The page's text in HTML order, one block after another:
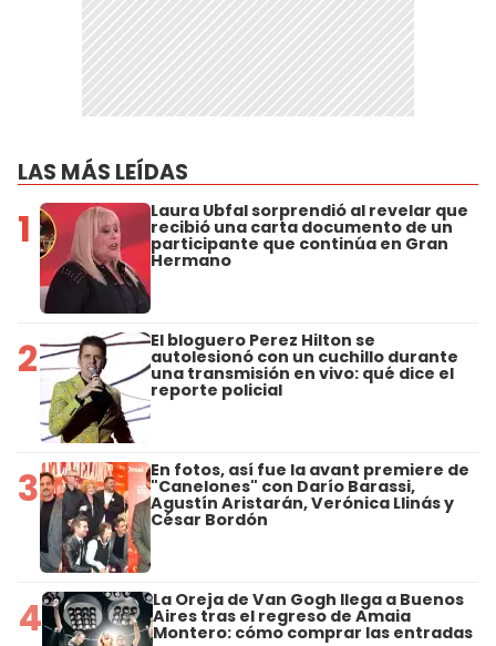
LAS MÁS LEÍDAS
1 Laura Ubfal sorprendió al revelar que
recibió una carta documento de un
participante que continúa en Gran
Hermano
2 El bloguero Perez Hilton se
autolesionó con un cuchillo durante
una transmisión en vivo: qué dice el
reporte policial
3 En fotos, así fue la avant premiere de
"Canelones" con Darío Barassi,
Agustín Aristarán, Verónica Llinás y
César Bordón
4 La Oreja de Van Gogh llega a Buenos
Aires tras el regreso de Amaia
Montero: cómo comprar las entradas